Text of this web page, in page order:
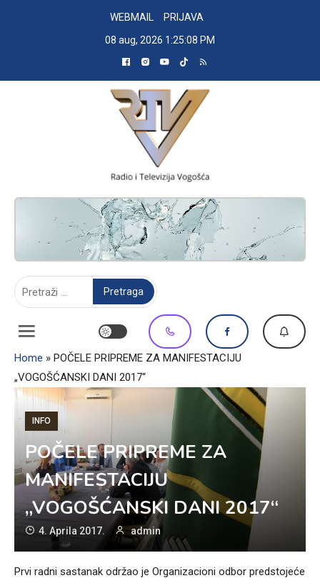
WEBMAIL
PRIJAVA
08 aug, 2026 1:25:09 PM
RADIO TELEVIZIJA VOGOŠĆA
Home » POČELE PRIPREME ZA MANIFESTACIJU
„VOGOŠĆANSKI DANI 2017“
INFO
POČELE PRIPREME ZA
MANIFESTACIJU
„VOGOŠĆANSKI DANI 2017“
4. Aprila 2017. admin
Prvi radni sastanak održao je Organizacioni odbor predstojeće